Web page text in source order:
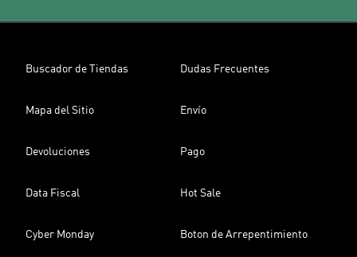
Buscador de Tiendas Dudas Frecuentes
Mapa del Sitio Envío
Devoluciones Pago
Data Fiscal Hot Sale
Cyber Monday Boton de Arrepentimiento